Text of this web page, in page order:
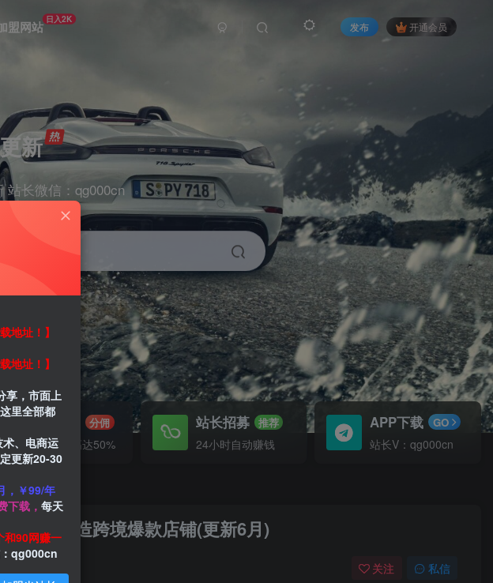
盟网站 日入2K
发布 开通会员
新
站长微信：qg000cn
视频 带货
推广赚钱 分佣
推广返佣高达50%
站长招募 推荐
24小时自动赚钱
APP下载 GO
站长V：qg000cn
程，打造跨境爆款店铺(更新6月)
关注 私信
地址！】
地址！】
享，市面上
里全部都
、电商运
更新20-30
，￥99/年
下载， 每天
和90网赚一
qg000cn